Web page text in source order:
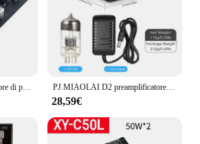
TPA3250 scheda amplificatore di potenza Stereo 2.0 amplificatore Audio classe D amplificatori Audio altoparlante Home Theater Amp 130 wx2 PJ.MIAOLAI D2 preamplificatore a tubo HiFi 6 n3 amplificatore per cuffie a tubo NE5532P Op Amp Mini preamplificatore digitale
28,59€